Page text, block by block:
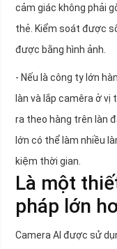
cảm giác không phải
thẻ. Kiểm soát được
được bằng hình ảnh.
- Nếu là công ty lớn
làn và lắp camêra ở vị
ra theo hàng trên làn
lớn có thể làm nhiều
kiệm thời gian.
Là một
pháp lớn
Camera AI được sử